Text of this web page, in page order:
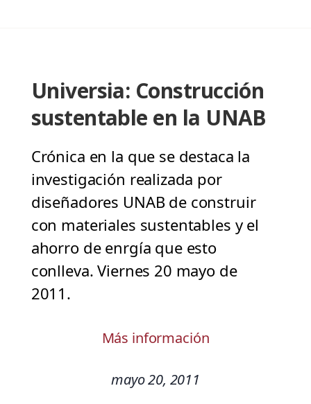
Universia: Construcción
sustentable en la UNAB
Crónica en la que se destaca la
investigación realizada por
diseñadores UNAB de construir
con materiales sustentables y el
ahorro de enrgía que esto
conlleva. Viernes 20 mayo de
2011.
Más información
mayo 20, 2011